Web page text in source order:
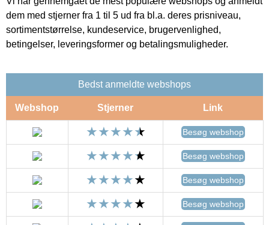
dem med stjerner fra 1 til 5 ud fra bl.a. deres prisniveau,
sortimentstørrelse, kundeservice, brugervenlighed,
betingelser, leveringsformer og betalingsmuligheder.
Bedst anmeldte webshops
Webshop Stjerner Link
Besøg webshop
Besøg webshop
Besøg webshop
Besøg webshop